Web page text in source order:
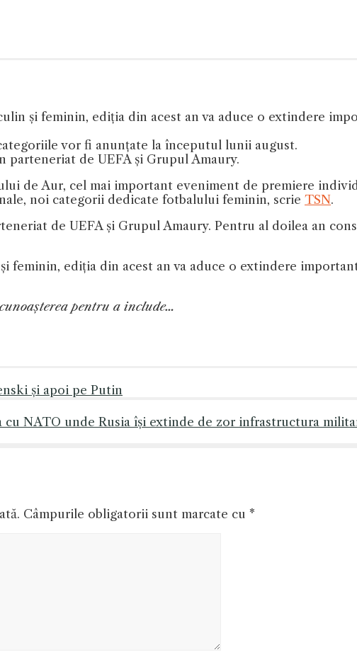
și feminin, ediția din acest an va aduce o extindere
vor fi anunțate la începutul lunii august.
parteneriat de UEFA și Grupul Amaury.
de Aur, cel mai important eveniment de premiere
noi categorii dedicate fotbalului feminin, scrie TSN.
de UEFA și Grupul Amaury. Pentru al doilea an
feminin, ediția din acest an va aduce o extindere
pentru a include…
și apoi pe Putin
NATO unde Rusia își extinde de zor infrastructura
Câmpurile obligatorii sunt marcate cu *